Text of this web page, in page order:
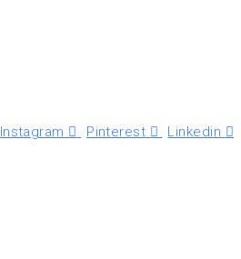
Instagram Pinterest Linkedin